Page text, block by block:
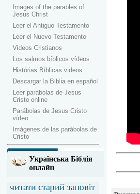
Images of the parables of
Jesus Christ
Leer el Antiguo Testamento
Leer el Nuevo Testamento
Videos Cristianos
Los salmos bíblicos vídeos
Histórias Bíblicas videos
Descargar la Biblia en español
Leer parábolas de Jesus
Cristo online
Parábolas de Jesus Cristo
vídeo
Imágenes de las parábolas de
Cristo
Українська Біблія
онлайн
читати старий заповіт